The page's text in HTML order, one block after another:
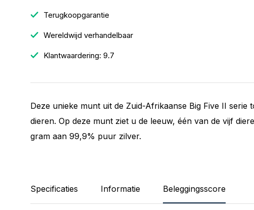
Terugkoopgarantie
Wereldwijd verhandelbaar
Klantwaardering: 9.7
Deze unieke munt uit de Zuid-Afrikaanse Big Five II serie
dieren. Op deze munt ziet u de leeuw, één van de vijf
gram aan 99,9% puur zilver.
Specificaties Informatie Beleggingsscore